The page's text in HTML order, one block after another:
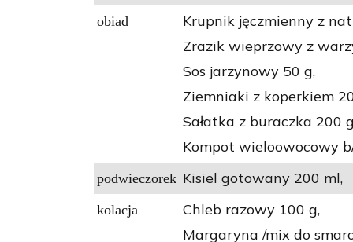
obiad
Krupnik jęczmienny z
Zrazik wieprzowy z
Sos jarzynowy 50 g,
Ziemniaki z koperkiem
Sałatka z buraczka 200
Kompot wieloowocowy
podwieczorek Kisiel gotowany 200 ml,
kolacja
Chleb razowy 100 g,
Margaryna /mix do